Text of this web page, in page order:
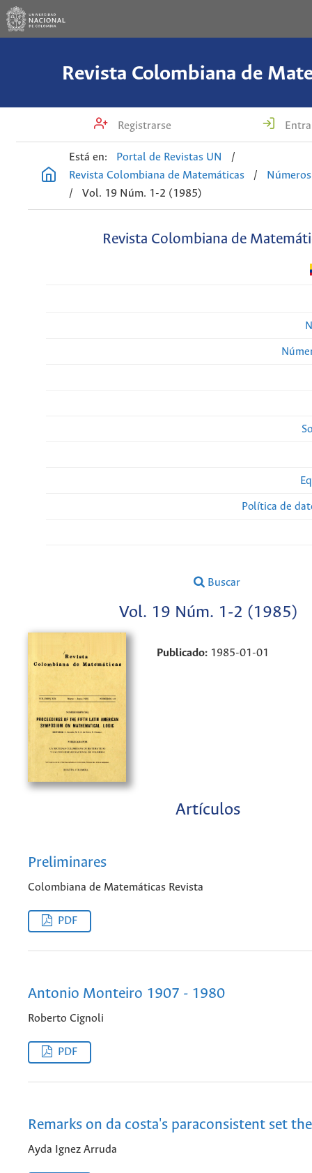
Revista Colombiana de
Registrarse
Está en: Portal de Revistas UN
/
Revista Colombiana de Matemáticas
/
/
Vol. 19 Núm. 1-2 (1985)
Revista Colombiana de
Política de
Buscar
Vol. 19 Núm. 1-2 (1985)
Publicado: 1985-01-01
Artículos
Preliminares
Colombiana de Matemáticas Revista
PDF
Antonio Monteiro 1907 - 1980
Roberto Cignoli
PDF
Remarks on da costa's paraconsistent set
Ayda Ignez Arruda